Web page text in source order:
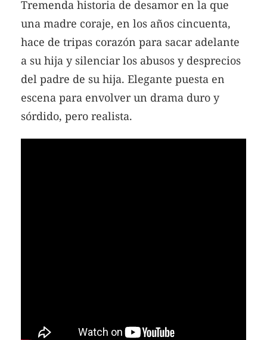
Tremenda historia de desamor en la que
una madre coraje, en los años cincuenta,
hace de tripas corazón para sacar adelante
a su hija y silenciar los abusos y desprecios
del padre de su hija. Elegante puesta en
escena para envolver un drama duro y
sórdido, pero realista.